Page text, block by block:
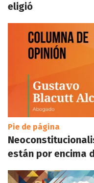
eligió
Pie de página
están por encima